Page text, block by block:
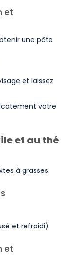
et
une pâte
et laissez
votre
et au thé
à grasses.
et refroidi)
et